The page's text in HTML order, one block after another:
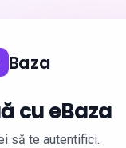
Baza
cu eBaza
să te autentifici.